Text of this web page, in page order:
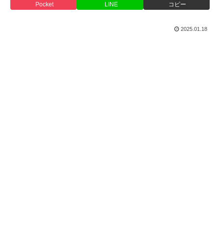
Pocket LINE コピー
2025.01.18